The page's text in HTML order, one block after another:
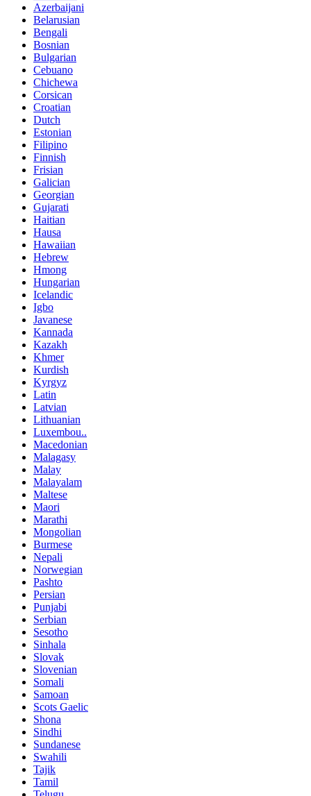
Azerbaijani
Belarusian
Bengali
Bosnian
Bulgarian
Cebuano
Chichewa
Corsican
Croatian
Dutch
Estonian
Filipino
Finnish
Frisian
Galician
Georgian
Gujarati
Haitian
Hausa
Hawaiian
Hebrew
Hmong
Hungarian
Icelandic
Igbo
Javanese
Kannada
Kazakh
Khmer
Kurdish
Kyrgyz
Latin
Latvian
Lithuanian
Luxembou..
Macedonian
Malagasy
Malay
Malayalam
Maltese
Maori
Marathi
Mongolian
Burmese
Nepali
Norwegian
Pashto
Persian
Punjabi
Serbian
Sesotho
Sinhala
Slovak
Slovenian
Somali
Samoan
Scots Gaelic
Shona
Sindhi
Sundanese
Swahili
Tajik
Tamil